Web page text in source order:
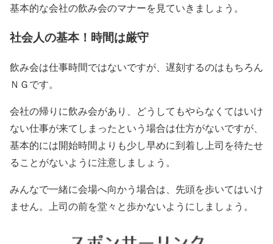
基本的な会社の飲み会のマナーを見ていきましょう。
社会人の基本！時間は厳守
飲み会は仕事時間ではないですが、遅刻するのはもちろん
ＮＧです。
会社の帰りに飲み会があり、どうしてもやらなくてはいけ
ない仕事が来てしまったという場合は仕方がないですが、
基本的には開始時間よりも少し早めに到着し上司を待たせ
ることがないように注意しましょう。
みんなで一緒に会場へ向かう場合は、先頭を歩いてはいけ
ません。上司の前を堂々と歩かないようにしましょう。